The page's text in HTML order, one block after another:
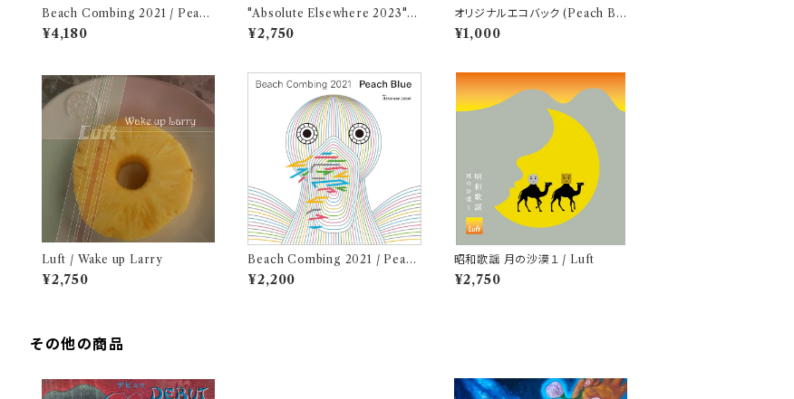
Beach Combing 2021 / Peach
Blue (LPレコード＋CD)
¥4,180
"Absolute Elsewhere 2023" /
Jun Kawabata
¥2,750
オリジナルエコバック (Peach Blu
e - Beach Combing 2021)
¥1,000
Luft / Wake up Larry
¥2,750
Beach Combing 2021 / Peach
Blue (CD)
¥2,200
昭和歌謡 月の沙漠１ / Luft
¥2,750
その他の商品